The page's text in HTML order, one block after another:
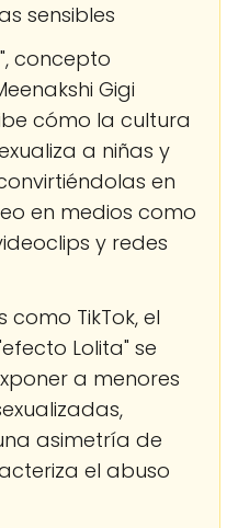
sensibles
concepto
Gigi
cómo la cultura
a niñas y
en
en medios como
y redes
TikTok, el
Lolita" se
a menores
asimetría de
el abuso